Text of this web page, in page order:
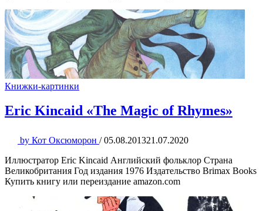
Книжки-картинки
Eric Kincaid «The Magic of Rhymes»
by Кот Оксюморон / 05.08.201321.07.2020
Иллюстратор Eric Kincaid Английский фольклор Страна
Великобритания Год издания 1976 Издательство Brimax Books
Купить книгу или переиздание amazon.com